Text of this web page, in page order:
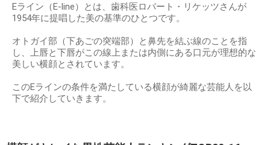
Eライン（E-line）とは、歯科医ロバート・リケッツさんが
1954年に提唱した美の基準のひとつです。
オトガイ部（下あごの突端部）と鼻先を結ぶ線のことを指
し、上唇と下唇がこの線上または内側にある口元が理想的な
美しい横顔とされています。
このEラインの条件を満たしている横顔が綺麗な芸能人を以
下で紹介していきます。